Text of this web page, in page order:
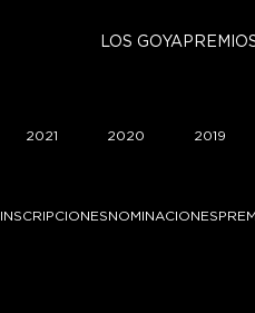
LOS GOYA
2021 2020 2019
INSCRIPCIONESNOMINACIONES